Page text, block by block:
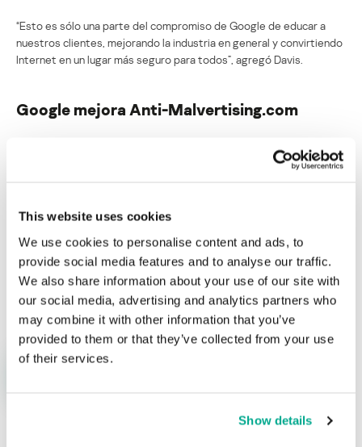
This website uses cookies
We use cookies to personalise content and ads, to
provide social media features and to analyse our traffic.
We also share information about your use of our site with
our social media, advertising and analytics partners who
may combine it with other information that you’ve
provided to them or that they’ve collected from your use
of their services.
Show details
“Esto es sólo una parte del compromiso de Google de educar a
nuestros clientes, mejorando la industria en general y convirtiendo
Internet en un lugar más seguro para todos”, agregó Davis.
Google mejora Anti-Malvertising.com
Nombre* Correo electrónico *